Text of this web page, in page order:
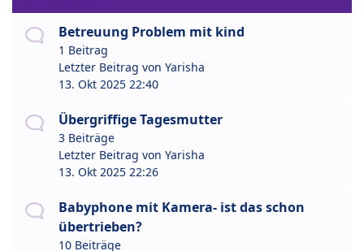
Betreuung Problem mit kind
1 Beitrag
Letzter Beitrag von Yarisha
13. Okt 2025 22:40
Übergriffige Tagesmutter
3 Beiträge
Letzter Beitrag von Yarisha
13. Okt 2025 22:26
Babyphone mit Kamera- ist das schon
übertrieben?
10 Beiträge